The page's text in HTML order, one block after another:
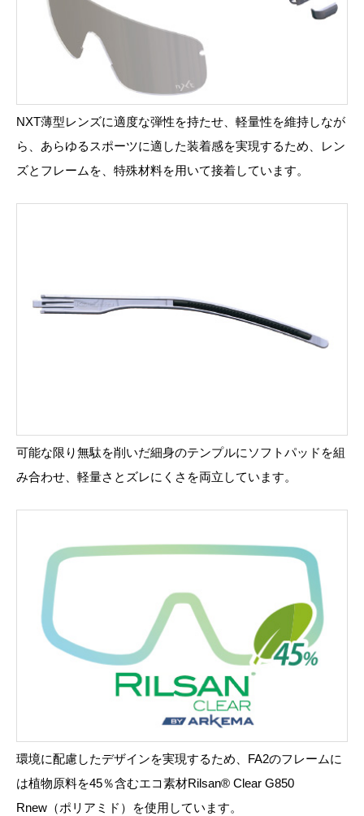
NXT薄型レンズに適度な弾性を持たせ、軽量性を維持しなが
ら、あらゆるスポーツに適した装着感を実現するため、レン
ズとフレームを、特殊材料を用いて接着しています。
可能な限り無駄を削いだ細身のテンプルにソフトパッドを組
み合わせ、軽量さとズレにくさを両立しています。
環境に配慮したデザインを実現するため、FA2のフレームに
は植物原料を45％含むエコ素材Rilsan® Clear G850
Rnew（ポリアミド）を使用しています。